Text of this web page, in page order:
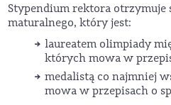
Stypendium rektora
maturalnego, który jest:
laureatem olimpiady
których mowa w
medalistą co najmniej
mowa w przepisach o